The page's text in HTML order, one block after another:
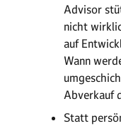
Advisor
nicht
auf
Wann
Abverkauf
Statt